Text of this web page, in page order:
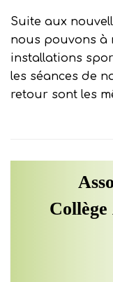
Suite aux
nous pouvons à
installations
les séances de
retour sont les